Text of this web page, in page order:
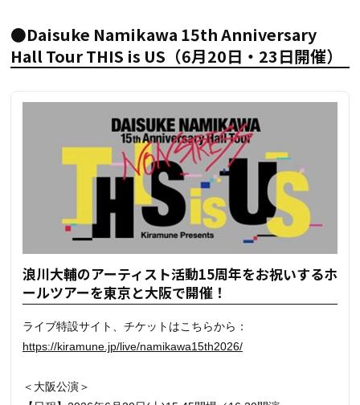
●Daisuke Namikawa 15th Anniversary
Hall Tour THIS is US（6月20日・23日開催）
浪川大輔のアーティスト活動15周年をお祝いするホ
ールツアーを東京と大阪で開催！
ライブ特設サイト、チケットはこちらから：
https://kiramune.jp/live/namikawa15th2026/
＜大阪公演＞